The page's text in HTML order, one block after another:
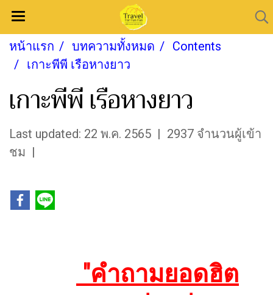
หน้าแรก บทความทั้งหมด
Contents
เกาะพีพี เรือหางยาว
เกาะพีพี เรือหางยาว
Last updated: 22 พ.ค. 2565 | 2937 จำนวนผู้เข้า
ชม |
"คำถามยอดฮิต